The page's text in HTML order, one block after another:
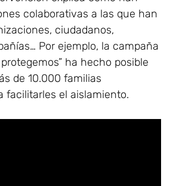
colaborativas a las que han
ciudadanos,
Por ejemplo, la campaña
ha hecho posible
de 10.000 familias
facilitarles el aislamiento.